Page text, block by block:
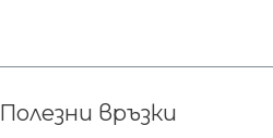
Полезни връзки